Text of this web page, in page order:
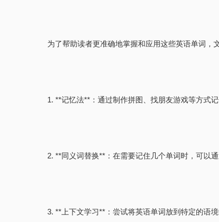
为了帮助读者更准确地掌握和应用这些英语单词，
1. **记忆法**：通过制作拼图、找朋友游戏等方式
2. **同义词替换**：在需要记住几个单词时，可以
3. **上下文学习**：尝试将英语单词放到特定的语